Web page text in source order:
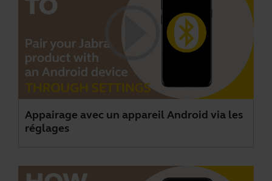
Appairage avec un appareil Android via les
réglages